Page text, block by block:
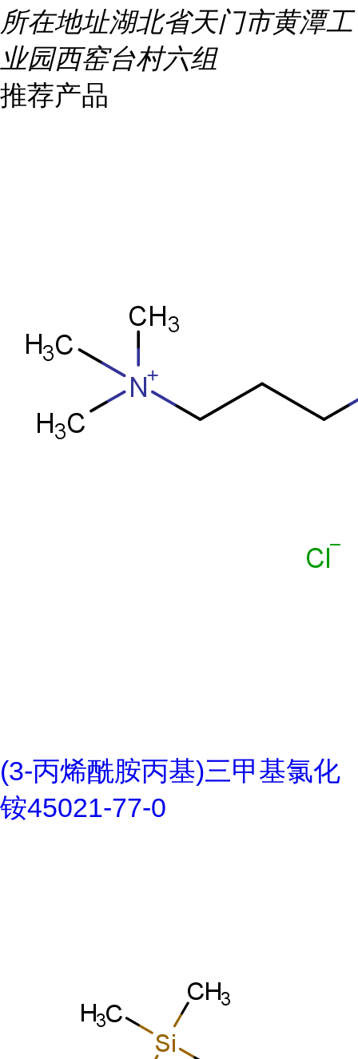
所在地址湖北省天门市黄潭工
业园西窑台村六组
推荐产品
(3-丙烯酰胺丙基)三甲基氯化
铵45021-77-0